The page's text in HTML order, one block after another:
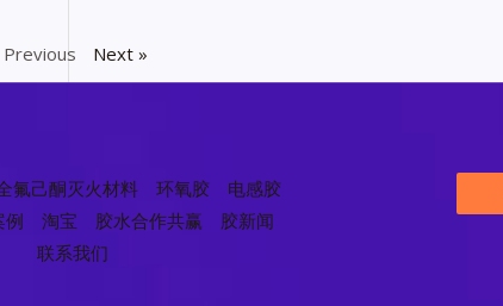
Previous Next »
氟己酮灭火材料 环氧胶
电感胶
例 淘宝 胶水合作共赢
胶新闻
联系我们